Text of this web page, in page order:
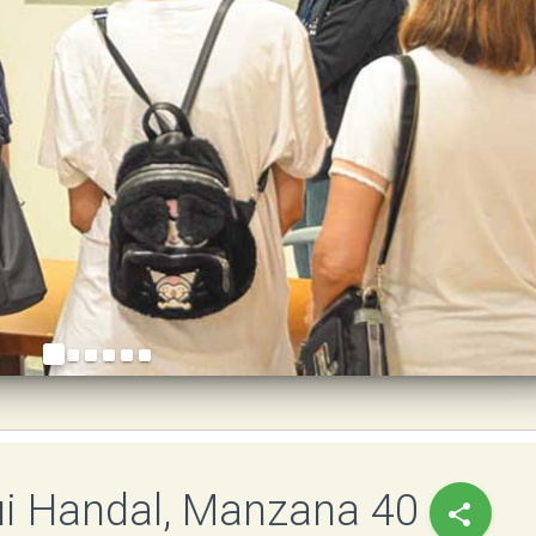
Handal, Manzana 40 share